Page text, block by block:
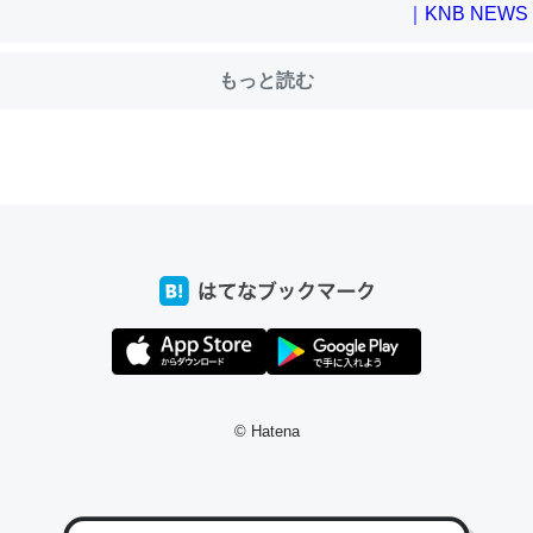
同じ理由でEcho Show 8を設定中でした。PrimeとかSpotifyを支払う
倍以上に伸ばす効果があるはず……
もっと読む
© Hatena